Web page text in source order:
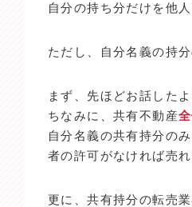
自分の持ち分だけを他
ただし、自分名義の持
まず、先ほどお話した
ちなみに、共有不動産
自分名義の共有持分の
者の許可がなければ売
更に、共有持分の転売